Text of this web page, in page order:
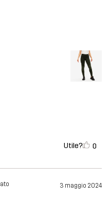
Utile? 0
3 maggio 2024